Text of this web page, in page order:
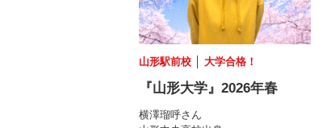
山形駅前校 大学合格！
『山形大学』2026年春
横澤瑠呼さん